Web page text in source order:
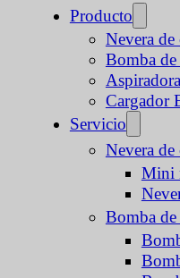
Producto
Nevera de
Bomba de
Aspiradora
Cargador
Servicio
Nevera de
Mini
Bomba de